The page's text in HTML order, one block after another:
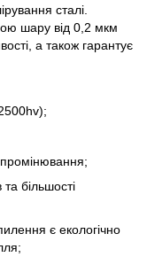
сталі.
шару від 0,2 мкм
а також гарантує
та більшості
є екологічно